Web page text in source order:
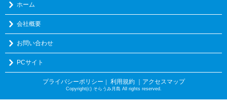
ホーム
会社概要
お問い合わせ
PCサイト
プライバシーポリシー ｜ 利用規約 ｜アクセスマップ
Copyright(c) そらうみ月島 All rights reserved.